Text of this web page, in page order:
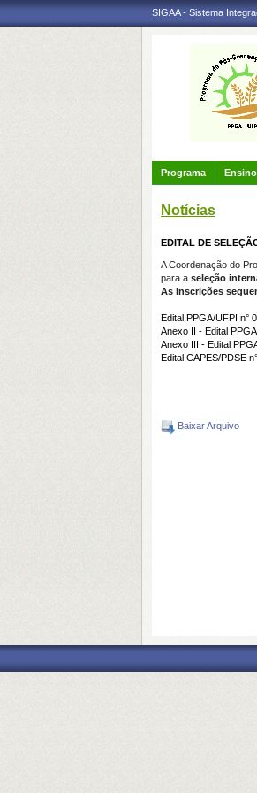
SIGAA - Sistema
Programa Ensino
Notícias
EDITAL DE
A Coordenação do
para a seleção
As inscrições
Edital PPGA/UFPI n°
Anexo II - Edital
Anexo III - Edital
Edital CAPES/PDSE
Baixar Arquivo